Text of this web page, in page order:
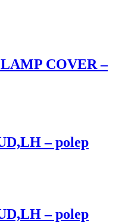
COVER –
– polep
– polep